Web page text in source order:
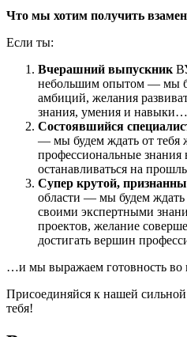
Что мы хотим получить
Если ты:
Вчерашний выпускник
небольшим опытом — мы
амбиций, желания
знания, умения и навыки…
Состоявшийся
— мы будем ждать от тебя
профессиональные знания
останавливаться на
Супер крутой,
области — мы будем ждать
своими экспертными
проектов, желание
достигать вершин
…и мы выражаем готовность во
Присоединяйся к нашей
тебя!